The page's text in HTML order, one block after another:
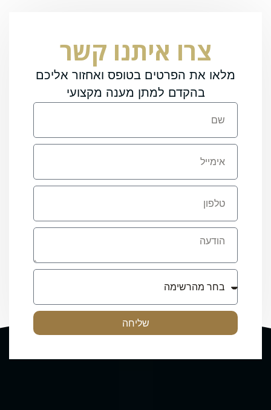
צרו איתנו קשר
מלאו את הפרטים בטופס ואחזור אליכם
בהקדם למתן מענה מקצועי
שליחה